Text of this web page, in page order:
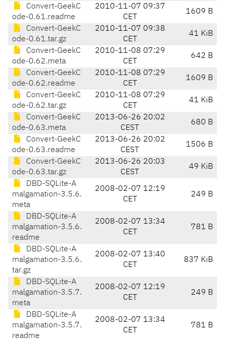
Convert-GeekC
ode-0.61.readme
2010-11-07 09:37
CET
1609 B
Convert-GeekC
ode-0.61.tar.gz
2010-11-07 09:38
CET
41 KiB
Convert-GeekC
ode-0.62.meta
2010-11-08 07:29
CET
642 B
Convert-GeekC
ode-0.62.readme
2010-11-08 07:29
CET
1609 B
Convert-GeekC
ode-0.62.tar.gz
2010-11-08 07:29
CET
41 KiB
Convert-GeekC
ode-0.63.meta
2013-06-26 20:02
CEST
680 B
Convert-GeekC
ode-0.63.readme
2013-06-26 20:02
CEST
1506 B
Convert-GeekC
ode-0.63.tar.gz
2013-06-26 20:03
CEST
49 KiB
DBD-SQLite-A
malgamation-3.5.6.
meta
2008-02-07 12:19
CET
249 B
DBD-SQLite-A
malgamation-3.5.6.
readme
2008-02-07 13:34
CET
781 B
DBD-SQLite-A
malgamation-3.5.6.
tar.gz
2008-02-07 13:40
CET
837 KiB
DBD-SQLite-A
malgamation-3.5.7.
meta
2008-02-07 12:19
CET
249 B
DBD-SQLite-A
malgamation-3.5.7.
readme
2008-02-07 13:34
CET
781 B